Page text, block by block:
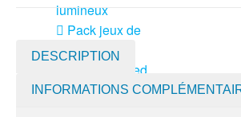
lumineux
Pack jeux de
lumière + fog
Pack lyres led
Pack projecteurs
DESCRIPTION
INFORMATIONS